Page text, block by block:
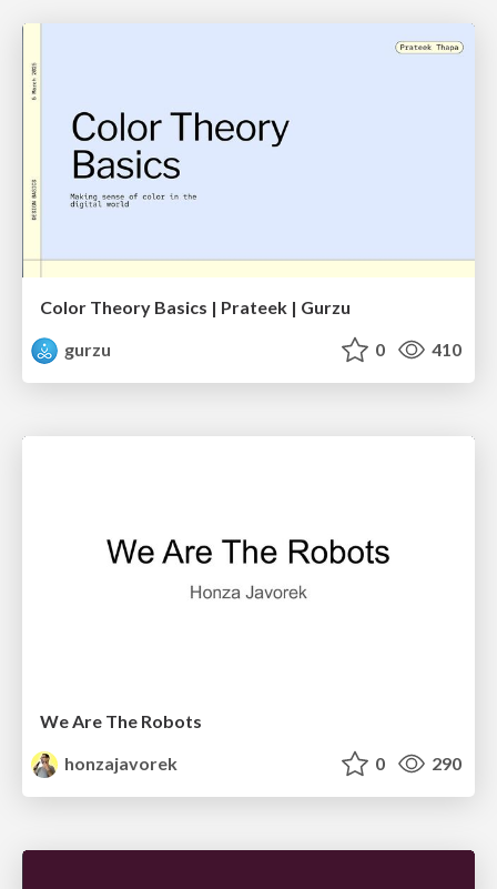
Color Theory Basics | Prateek | Gurzu
gurzu
0 410
We Are The Robots
honzajavorek
0 290